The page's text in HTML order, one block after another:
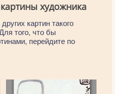
художника
картин такого
того, что бы
перейдите по